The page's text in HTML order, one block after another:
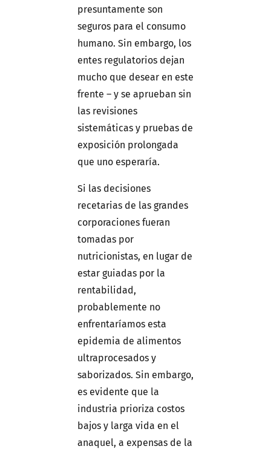
presuntamente son
seguros para el consumo
humano. Sin embargo, los
entes regulatorios dejan
mucho que desear en este
frente – y se aprueban sin
las revisiones
sistemáticas y pruebas de
exposición prolongada
que uno esperaría.
Si las decisiones
recetarias de las grandes
corporaciones fueran
tomadas por
nutricionistas, en lugar de
estar guiadas por la
rentabilidad,
probablemente no
enfrentaríamos esta
epidemia de alimentos
ultraprocesados y
saborizados. Sin embargo,
es evidente que la
industria prioriza costos
bajos y larga vida en el
anaquel, a expensas de la